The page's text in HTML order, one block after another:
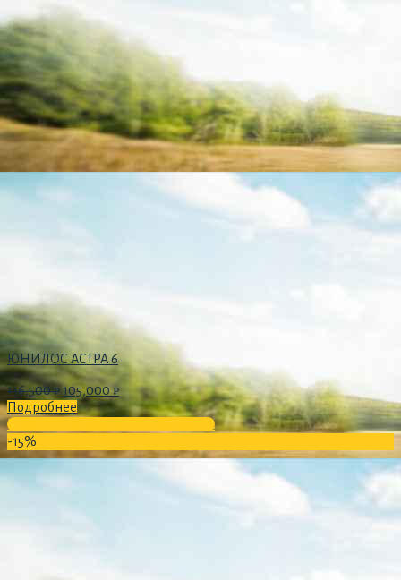
ЮНИЛОС АСТРА 6
116,500₽105,000₽
Подробнее
В полный каталог ЮНИЛОС АСТРА
-15%